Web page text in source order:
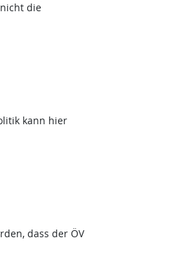
die
kann hier
dass der ÖV